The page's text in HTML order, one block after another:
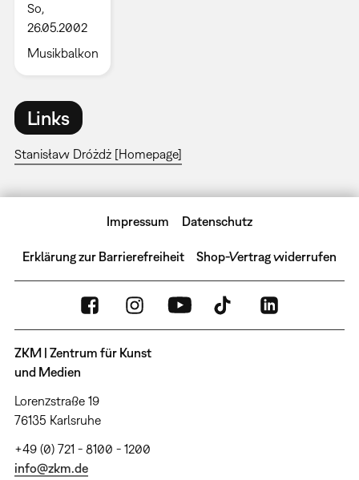
So,
26.05.2002
Musikbalkon
Links
Stanisław Dróżdż [Homepage]
Impressum Datenschutz
Erklärung zur Barrierefreiheit Shop-Vertrag widerrufen
ZKM | Zentrum für Kunst
und Medien
Lorenzstraße 19
76135 Karlsruhe
+49 (0) 721 - 8100 - 1200
info@zkm.de